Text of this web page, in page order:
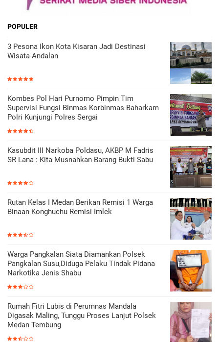
POPULER
3 Pesona Ikon Kota Kisaran Jadi Destinasi
Wisata Andalan
Kombes Pol Hari Purnomo Pimpin Tim
Supervisi Fungsi Binmas Korbinmas Baharkam
Polri Kunjungi Polres Sergai
Kasubdit III Narkoba Poldasu, AKBP M Fadris
SR Lana : Kita Musnahkan Barang Bukti Sabu
Rutan Kelas I Medan Berikan Remisi 1 Warga
Binaan Konghuchu Remisi Imlek
Warga Pangkalan Siata Diamankan Polsek
Pangkalan Susu,Diduga Pelaku Tindak Pidana
Narkotika Jenis Shabu
Rumah Fitri Lubis di Perumnas Mandala
Digasak Maling, Tunggu Proses Lanjut Polsek
Medan Tembung